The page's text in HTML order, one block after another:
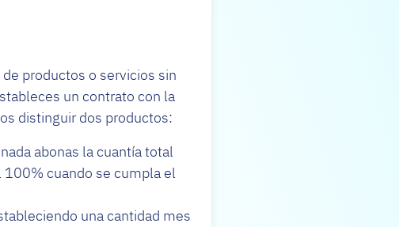
productos o servicios sin
un contrato con la
distinguir dos productos:
abonas la cuantía total
100% cuando se cumpla el
una cantidad mes